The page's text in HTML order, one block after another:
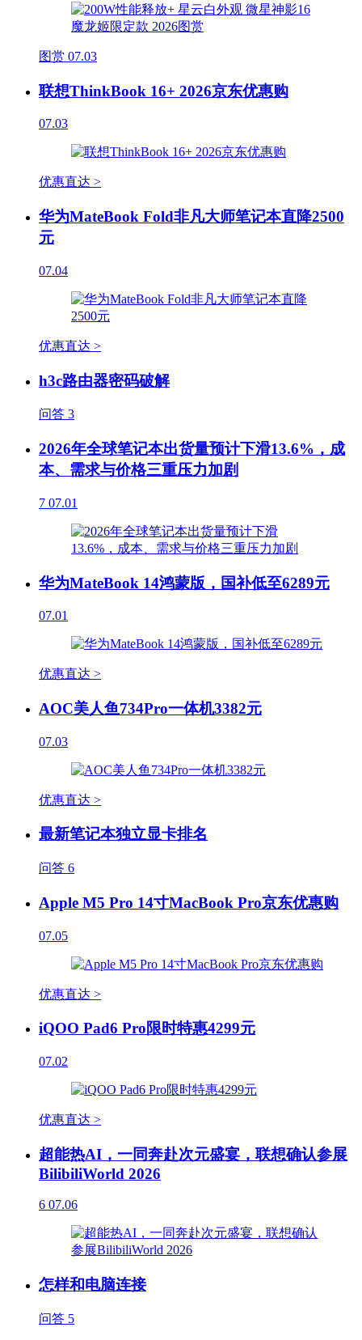
图赏 07.03
联想ThinkBook 16+ 2026京东优惠购
07.03
优惠直达 >
华为MateBook Fold非凡大师笔记本直降2500
元
07.04
优惠直达 >
h3c路由器密码破解
问答 3
2026年全球笔记本出货量预计下滑13.6%，成
本、需求与价格三重压力加剧
7 07.01
华为MateBook 14鸿蒙版，国补低至6289元
07.01
优惠直达 >
AOC美人鱼734Pro一体机3382元
07.03
优惠直达 >
最新笔记本独立显卡排名
问答 6
Apple M5 Pro 14寸MacBook Pro京东优惠购
07.05
优惠直达 >
iQOO Pad6 Pro限时特惠4299元
07.02
优惠直达 >
超能热AI，一同奔赴次元盛宴，联想确认参展
BilibiliWorld 2026
6 07.06
怎样和电脑连接
问答 5